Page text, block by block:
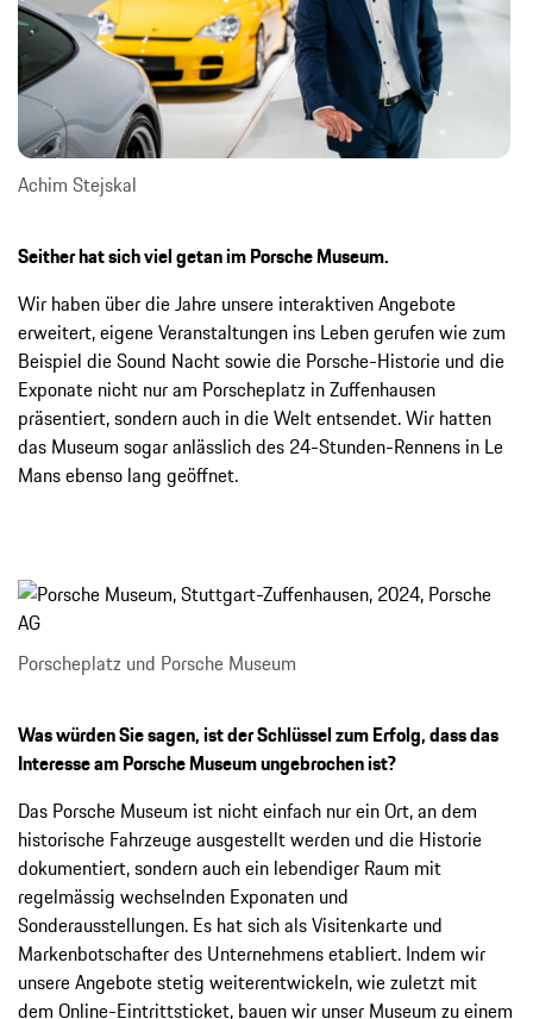
Achim Stejskal
Seither hat sich viel getan im Porsche Museum.
Wir haben über die Jahre unsere interaktiven Angebote
erweitert, eigene Veranstaltungen ins Leben gerufen wie zum
Beispiel die Sound Nacht sowie die Porsche-Historie und die
Exponate nicht nur am Porscheplatz in Zuffenhausen
präsentiert, sondern auch in die Welt entsendet. Wir hatten
das Museum sogar anlässlich des 24-Stunden-Rennens in Le
Mans ebenso lang geöffnet.
Porscheplatz und Porsche Museum
Was würden Sie sagen, ist der Schlüssel zum Erfolg, dass das
Interesse am Porsche Museum ungebrochen ist?
Das Porsche Museum ist nicht einfach nur ein Ort, an dem
historische Fahrzeuge ausgestellt werden und die Historie
dokumentiert, sondern auch ein lebendiger Raum mit
regelmässig wechselnden Exponaten und
Sonderausstellungen. Es hat sich als Visitenkarte und
Markenbotschafter des Unternehmens etabliert. Indem wir
unsere Angebote stetig weiterentwickeln, wie zuletzt mit
dem Online-Eintrittsticket, bauen wir unser Museum zu einem